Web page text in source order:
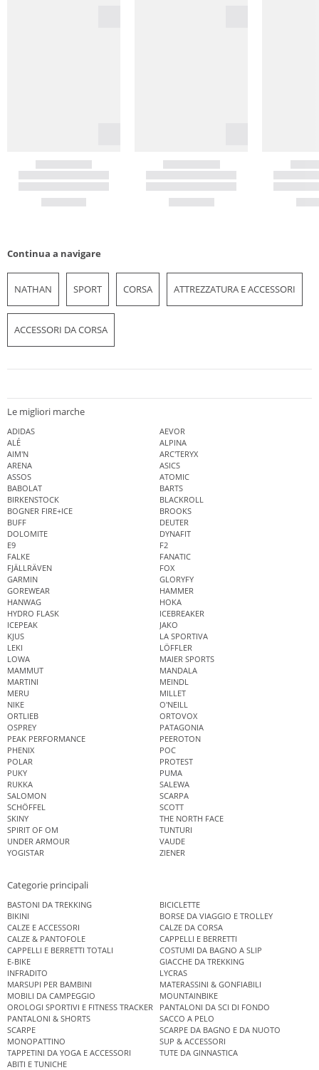
Continua a navigare
NATHAN SPORT CORSA ATTREZZATURA E ACCESSORI
ACCESSORI DA CORSA
Le migliori marche
ADIDAS
AEVOR
ALÉ
ALPINA
AIM'N
ARC'TERYX
ARENA
ASICS
ASSOS
ATOMIC
BABOLAT
BARTS
BIRKENSTOCK
BLACKROLL
BOGNER FIRE+ICE
BROOKS
BUFF
DEUTER
DOLOMITE
DYNAFIT
E9
F2
FALKE
FANATIC
FJÄLLRÄVEN
FOX
GARMIN
GLORYFY
GOREWEAR
HAMMER
HANWAG
HOKA
HYDRO FLASK
ICEBREAKER
ICEPEAK
JAKO
KJUS
LA SPORTIVA
LEKI
LÖFFLER
LOWA
MAIER SPORTS
MAMMUT
MANDALA
MARTINI
MEINDL
MERU
MILLET
NIKE
O'NEILL
ORTLIEB
ORTOVOX
OSPREY
PATAGONIA
PEAK PERFORMANCE
PEEROTON
PHENIX
POC
POLAR
PROTEST
PUKY
PUMA
RUKKA
SALEWA
SALOMON
SCARPA
SCHÖFFEL
SCOTT
SKINY
THE NORTH FACE
SPIRIT OF OM
TUNTURI
UNDER ARMOUR
VAUDE
YOGISTAR
ZIENER
Categorie principali
BASTONI DA TREKKING
BICICLETTE
BIKINI
BORSE DA VIAGGIO E TROLLEY
CALZE E ACCESSORI
CALZE DA CORSA
CALZE & PANTOFOLE
CAPPELLI E BERRETTI
CAPPELLI E BERRETTI TOTALI
COSTUMI DA BAGNO A SLIP
E-BIKE
GIACCHE DA TREKKING
INFRADITO
LYCRAS
MARSUPI PER BAMBINI
MATERASSINI & GONFIABILI
MOBILI DA CAMPEGGIO
MOUNTAINBIKE
OROLOGI SPORTIVI E FITNESS TRACKER
PANTALONI DA SCI DI FONDO
PANTALONI & SHORTS
SACCO A PELO
SCARPE
SCARPE DA BAGNO E DA NUOTO
MONOPATTINO
SUP & ACCESSORI
TAPPETINI DA YOGA E ACCESSORI
TUTE DA GINNASTICA
ABITI E TUNICHE